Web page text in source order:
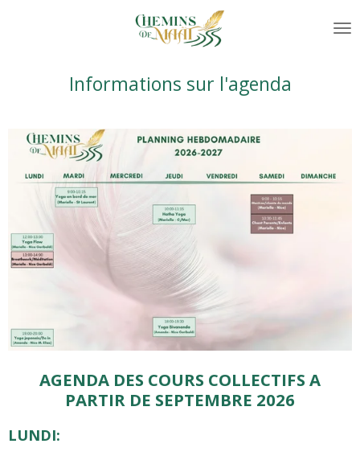
Informations sur l'agenda
AGENDA DES COURS COLLECTIFS A
PARTIR DE SEPTEMBRE 2026
LUNDI: